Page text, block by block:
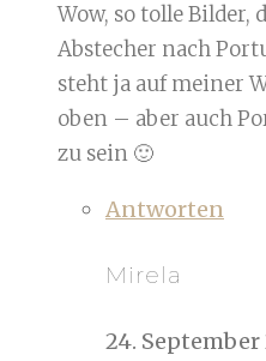
Wow, so tolle Bilder,
Abstecher nach
steht ja auf meiner
oben – aber auch
zu sein 🙂
Antworten
Mirela
24. September